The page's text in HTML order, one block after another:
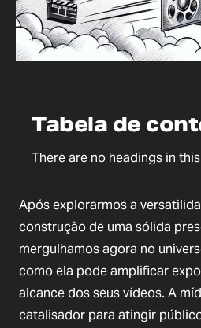
Tabela de
There are no headings in
Após explorarmos a
construção de uma sólida
mergulhamos agora no
como ela pode amplificar
alcance dos seus vídeos. A
catalisador para atingir